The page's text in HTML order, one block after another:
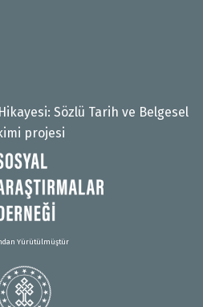
Sözlü Tarih ve Belgesel
projesi
Yürütülmüştür